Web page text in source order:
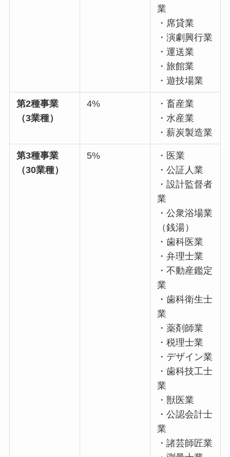
業
・席貸業
・演劇興行業
・運送業
・旅館業
・遊技場業
第2種事業
（3業種）
4%
・畜産業
・水産業
・薪炭製造業
第3種事業
（30業種）
5%
・医業
・公証人業
・設計監督者
業
・公衆浴場業
（銭湯）
・歯科医業
・弁理士業
・不動産鑑定
業
・歯科衛生士
業
・薬剤師業
・税理士業
・デザイン業
・歯科技工士
業
・獣医業
・公認会計士
業
・諸芸師匠業